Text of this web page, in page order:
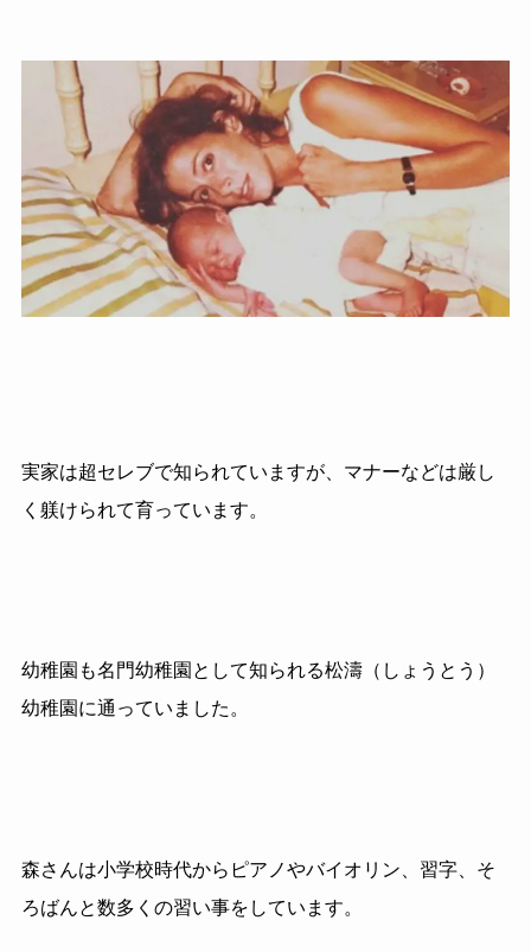
実家は超セレブで知られていますが、マナーなどは厳し
く躾けられて育っています。
幼稚園も名門幼稚園として知られる松濤（しょうとう）
幼稚園に通っていました。
森さんは小学校時代からピアノやバイオリン、習字、そ
ろばんと数多くの習い事をしています。